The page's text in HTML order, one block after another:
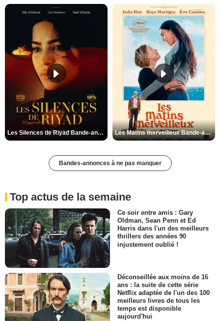
Les Silences de Riyad Bande-annonce VO STFR Les Matins merveilleux Bande-annonce VF
Bandes-annonces à ne pas manquer
Top actus de la semaine
Ce soir entre amis : Gary
Oldman, Sean Penn et Ed
Harris dans l'un des meilleurs
thrillers des années 90
injustement oublié !
Déconseillée aux moins de 16
ans : la suite de cette série
Netflix adaptée de l'un des 100
meilleurs livres de tous les
temps est disponible
aujourd'hui